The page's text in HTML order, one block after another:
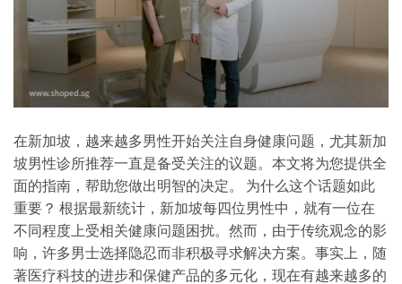
在新加坡，越来越多男性开始关注自身健康问题，尤其新加
坡男性诊所推荐一直是备受关注的议题。本文将为您提供全
面的指南，帮助您做出明智的决定。 为什么这个话题如此
重要？ 根据最新统计，新加坡每四位男性中，就有一位在
不同程度上受相关健康问题困扰。然而，由于传统观念的影
响，许多男士选择隐忍而非积极寻求解决方案。事实上，随
著医疗科技的进步和保健产品的多元化，现在有越来越多的